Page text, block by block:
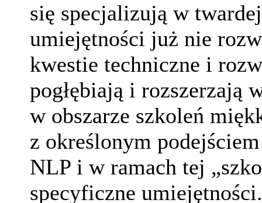
się specjalizują w
umiejętności już nie
kwestie techniczne i
pogłębiają i rozszerzają
w obszarze szkoleń
z określonym
NLP i w ramach tej
specyficzne umiejętności.